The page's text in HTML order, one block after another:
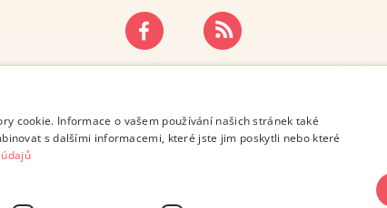
OCHRANY OSOBNÍCH ÚDAJŮ
cookie. Informace o vašem používání našich stránek také
s dalšími informacemi, které jste jim poskytli nebo které